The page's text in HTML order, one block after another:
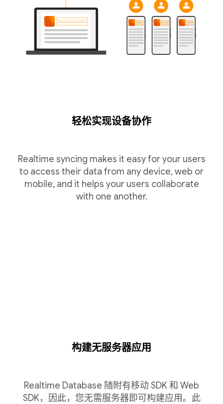
轻松实现设备协作
Realtime syncing makes it easy for your users
to access their data from any device, web or
mobile, and it helps your users collaborate
with one another.
构建无服务器应用
Realtime Database 随附有移动 SDK 和 Web
SDK，因此，您无需服务器即可构建应用。此